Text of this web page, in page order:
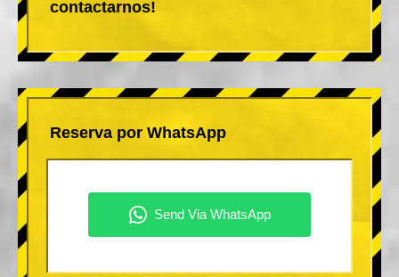
contactarnos!
Reserva por WhatsApp